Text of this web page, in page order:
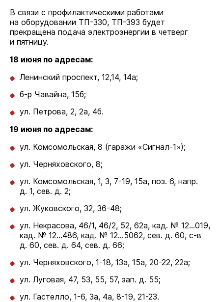
В связи с профилактическими работами
на оборудовании ТП-330, ТП-393 будет
прекращена подача электроэнергии в четверг
и пятницу.
18 июня по адресам:
Ленинский проспект, 12,14, 14а;
б-р Чавайна, 15б;
ул. Петрова, 2, 2а, 4б.
19 июня по адресам:
ул. Комсомольская, 8 (гаражи «Сигнал-1»);
ул. Черняховского, 8;
ул. Комсомольская, 1, 3, 7-19, 15а, поз. 6, напр.
д. 1, сев. д. 2;
ул. Жуковского, 32, 36-48;
ул. Некрасова, 46/1, 46/2, 52, 62а, кад. № 12…019,
кад. № 12…486, кад. № 12…5062, сев. д. 60, с-в
д. 60, сев. д. 64, сев. д. 66;
ул. Черняховского, 1-18, 13а, 15а, 20-22, 22а;
ул. Луговая, 47, 53, 55, 57, зап. д. 55;
ул. Гастелло, 1-6, 3а, 4а, 8-19, 21-23.